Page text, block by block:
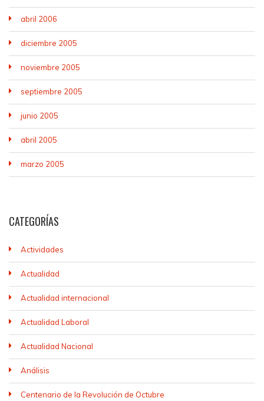
abril 2006
diciembre 2005
noviembre 2005
septiembre 2005
junio 2005
abril 2005
marzo 2005
CATEGORÍAS
Actividades
Actualidad
Actualidad internacional
Actualidad Laboral
Actualidad Nacional
Análisis
Centenario de la Revolución de Octubre